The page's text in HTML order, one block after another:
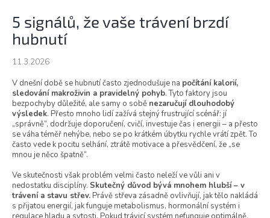
5 signálů, že vaše trávení brzdí
hubnutí
11.3.2026
V dnešní době se hubnutí často zjednodušuje na počítání kalorií,
sledování makroživin a pravidelný pohyb. Tyto faktory jsou
bezpochyby důležité, ale samy o sobě nezaručují dlouhodobý
výsledek. Přesto mnoho lidí zažívá stejný frustrující scénář: jí
„správně“, dodržuje doporučení, cvičí, investuje čas i energii – a přesto
se váha téměř nehýbe, nebo se po krátkém úbytku rychle vrátí zpět. To
často vede k pocitu selhání, ztrátě motivace a přesvědčení, že „se
mnou je něco špatně“.
Ve skutečnosti však problém velmi často neleží ve vůli ani v
nedostatku disciplíny. Skutečný důvod bývá mnohem hlubší – v
trávení a stavu střev. Právě střeva zásadně ovlivňují, jak tělo nakládá
s přijatou energií, jak funguje metabolismus, hormonální systém i